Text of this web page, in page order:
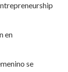
en
se